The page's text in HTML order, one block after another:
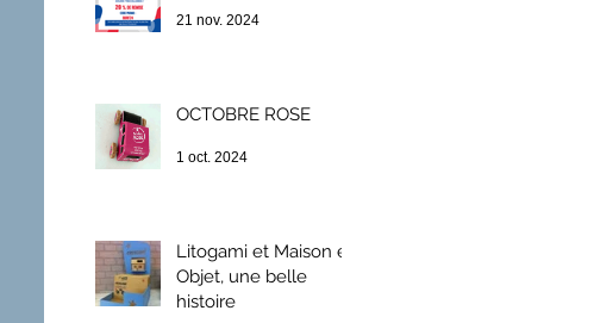
21 nov. 2024
OCTOBRE ROSE
1 oct. 2024
Litogami et Maison et
Objet, une belle
histoire